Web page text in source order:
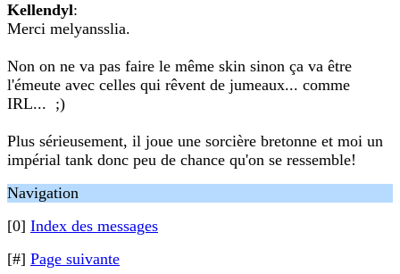
Kellendyl:
Merci melyansslia.
Non on ne va pas faire le même skin sinon ça va être
l'émeute avec celles qui rêvent de jumeaux... comme
IRL... ;)
Plus sérieusement, il joue une sorcière bretonne et moi un
impérial tank donc peu de chance qu'on se ressemble!
Navigation
[0] Index des messages
[#] Page suivante